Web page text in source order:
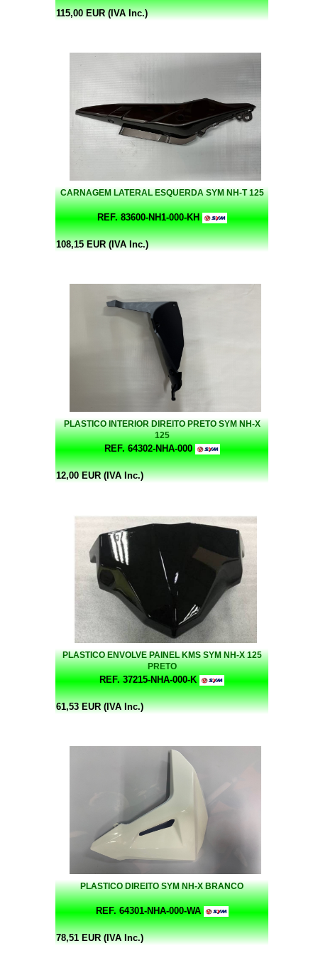
115,00 EUR (IVA Inc.)
CARNAGEM LATERAL ESQUERDA SYM NH-T 125
REF. 83600-NH1-000-KH
108,15 EUR (IVA Inc.)
PLASTICO INTERIOR DIREITO PRETO SYM NH-X
125
REF. 64302-NHA-000
12,00 EUR (IVA Inc.)
PLASTICO ENVOLVE PAINEL KMS SYM NH-X 125
PRETO
REF. 37215-NHA-000-K
61,53 EUR (IVA Inc.)
PLASTICO DIREITO SYM NH-X BRANCO
REF. 64301-NHA-000-WA
78,51 EUR (IVA Inc.)